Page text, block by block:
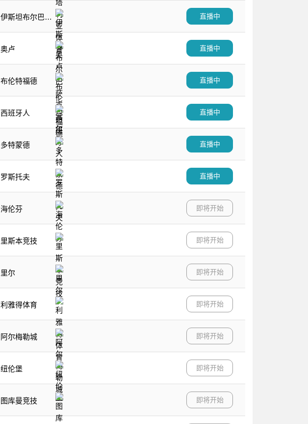
伊斯坦布尔巴萨
直播中
奥卢 直播中
布伦特福德 直播中
西班牙人 直播中
多特蒙德 直播中
罗斯托夫 直播中
海伦芬 即将开始
里斯本竞技 即将开始
里尔 即将开始
利雅得体育 即将开始
阿尔梅勒城 即将开始
纽伦堡 即将开始
图库曼竞技 即将开始